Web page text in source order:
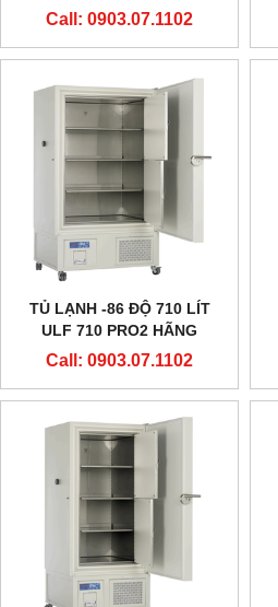
LÍT, DW-40L92, HÃNG HAIER
Call: 0903.07.1102
TỦ LẠNH -86 ĐỘ 710 LÍT
ULF 710 PRO2 HÃNG
EVERMED - Ý
Call: 0903.07.1102